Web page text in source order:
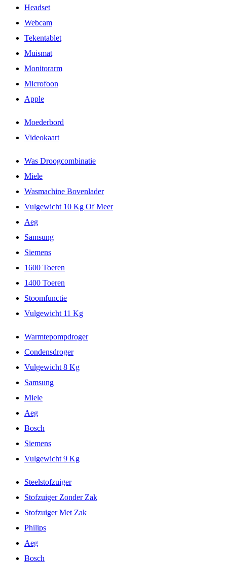
Headset
Webcam
Tekentablet
Muismat
Monitorarm
Microfoon
Apple
Moederbord
Videokaart
Was Droogcombinatie
Miele
Wasmachine Bovenlader
Vulgewicht 10 Kg Of Meer
Aeg
Samsung
Siemens
1600 Toeren
1400 Toeren
Stoomfunctie
Vulgewicht 11 Kg
Warmtepompdroger
Condensdroger
Vulgewicht 8 Kg
Samsung
Miele
Aeg
Bosch
Siemens
Vulgewicht 9 Kg
Steelstofzuiger
Stofzuiger Zonder Zak
Stofzuiger Met Zak
Philips
Aeg
Bosch